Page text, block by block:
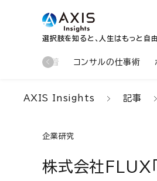
選択肢を知ると、人生はもっと自
新着 コンサルの仕事術
AXIS Insights 記事
企業研究
株式会社FLUX